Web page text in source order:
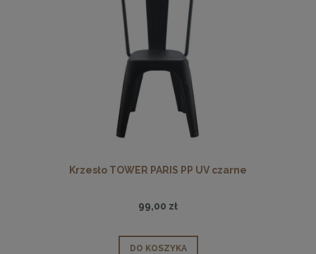
Krzesło TOWER PARIS PP UV czarne
99,00 zł
DO KOSZYKA